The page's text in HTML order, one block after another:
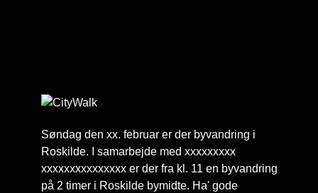
Søndag den xx. februar er der byvandring i
Roskilde. I samarbejde med xxxxxxxxx
xxxxxxxxxxxxxxx er der fra kl. 11 en byvandring
på 2 timer i Roskilde bymidte. Ha' gode